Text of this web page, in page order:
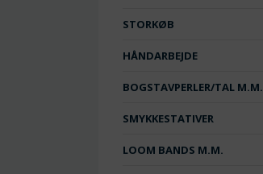
STORKØB
HÅNDARBEJDE
BOGSTAVPERLER/TAL M.M.
SMYKKESTATIVER
LOOM BANDS M.M.